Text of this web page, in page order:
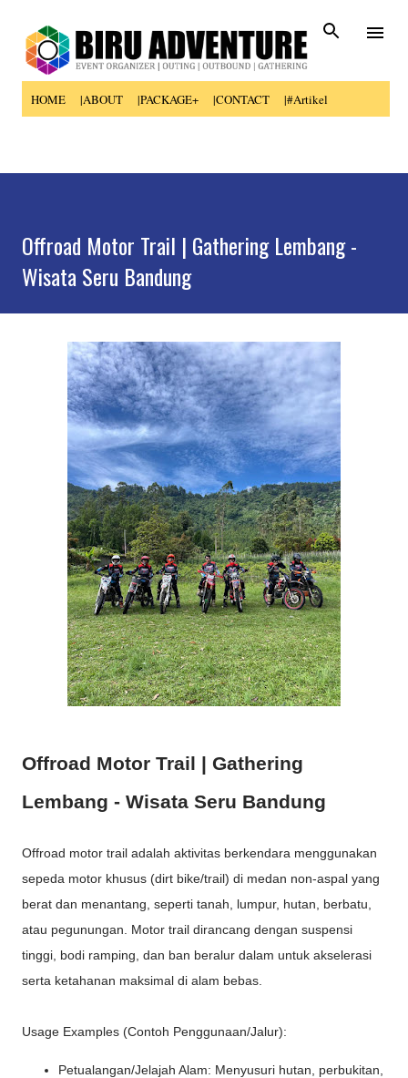
HOME |ABOUT |PACKAGE+ |CONTACT |#Artikel
Offroad Motor Trail | Gathering Lembang -
Wisata Seru Bandung
Offroad Motor Trail | Gathering
Lembang - Wisata Seru Bandung
Offroad motor trail adalah aktivitas berkendara menggunakan
sepeda motor khusus (dirt bike/trail) di medan non-aspal yang
berat dan menantang, seperti tanah, lumpur, hutan, berbatu,
atau pegunungan. Motor trail dirancang dengan suspensi
tinggi, bodi ramping, dan ban beralur dalam untuk akselerasi
serta ketahanan maksimal di alam bebas.
Usage Examples (Contoh Penggunaan/Jalur):
Petualangan/Jelajah Alam: Menyusuri hutan, perbukitan,